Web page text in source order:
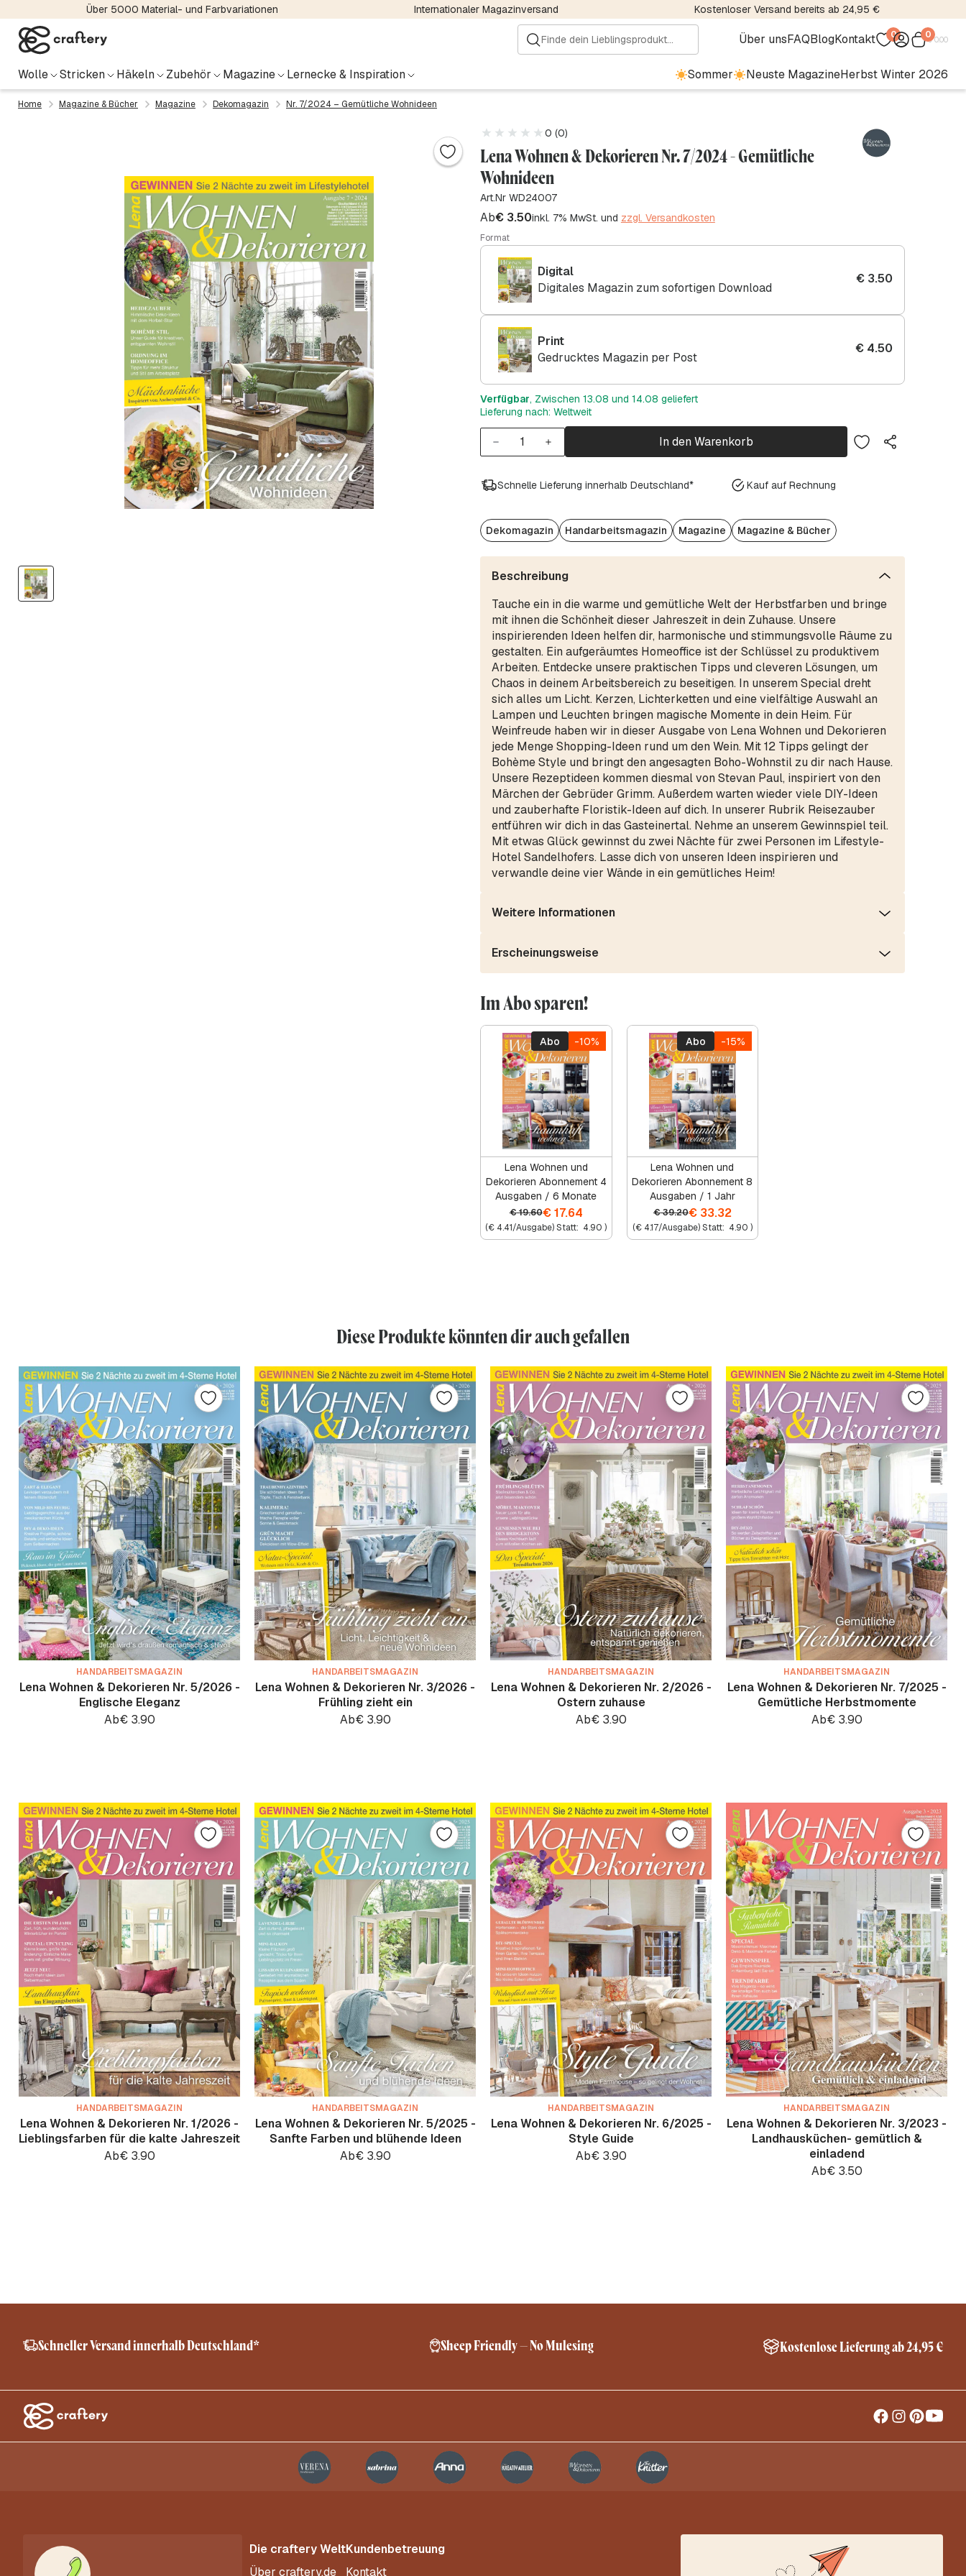
Über 5000 Material- und Farbvariationen Internationaler Magazinversand Kostenloser Versand bereits ab 24,95 €
Über unsFAQBlogKontakt 0 0€0.00
Wolle Stricken Häkeln Zubehör Magazine Lernecke & Inspiration Sommer Neuste MagazineHerbst Winter 2026
Home Magazine & Bücher Magazine Dekomagazin Nr. 7/2024 – Gemütliche Wohnideen
0 (0)
Lena Wohnen & Dekorieren Nr. 7/2024 - Gemütliche
Wohnideen
Art.Nr WD24007
Ab€3.50inkl. 7% MwSt. und zzgl. Versandkosten
Format
Digital
Digitales Magazin zum sofortigen Download
€3.50
Print
Gedrucktes Magazin per Post
€4.50
Verfügbar, Zwischen 13.08 und 14.08 geliefert
Lieferung nach: Weltweit
In den Warenkorb
Schnelle Lieferung innerhalb Deutschland* Kauf auf Rechnung
Dekomagazin Handarbeitsmagazin Magazine Magazine & Bücher
Beschreibung
Tauche ein in die warme und gemütliche Welt der Herbstfarben und bringe
mit ihnen die Schönheit dieser Jahreszeit in dein Zuhause. Unsere
inspirierenden Ideen helfen dir, harmonische und stimmungsvolle Räume zu
gestalten. Ein aufgeräumtes Homeoffice ist der Schlüssel zu produktivem
Arbeiten. Entdecke unsere praktischen Tipps und cleveren Lösungen, um
Chaos in deinem Arbeitsbereich zu beseitigen. In unserem Special dreht
sich alles um Licht. Kerzen, Lichterketten und eine vielfältige Auswahl an
Lampen und Leuchten bringen magische Momente in dein Heim. Für
Weinfreude haben wir in dieser Ausgabe von Lena Wohnen und Dekorieren
jede Menge Shopping-Ideen rund um den Wein. Mit 12 Tipps gelingt der
Bohème Style und bringt den angesagten Boho-Wohnstil zu dir nach Hause.
Unsere Rezeptideen kommen diesmal von Stevan Paul, inspiriert von den
Märchen der Gebrüder Grimm. Außerdem warten wieder viele DIY-Ideen
und zauberhafte Floristik-Ideen auf dich. In unserer Rubrik Reisezauber
entführen wir dich in das Gasteinertal. Nehme an unserem Gewinnspiel teil.
Mit etwas Glück gewinnst du zwei Nächte für zwei Personen im Lifestyle-
Hotel Sandelhofers. Lasse dich von unseren Ideen inspirieren und
verwandle deine vier Wände in ein gemütliches Heim!
Weitere Informationen
Erscheinungsweise
Im Abo sparen!
Abo -10%
Lena Wohnen und
Dekorieren Abonnement 4
Ausgaben / 6 Monate
€19.60€17.64
(€ 4.41/Ausgabe) Statt: 4.90 )
Abo -15%
Lena Wohnen und
Dekorieren Abonnement 8
Ausgaben / 1 Jahr
€39.20€33.32
(€4.17/Ausgabe) Statt: 4.90 )
Diese Produkte könnten dir auch gefallen
HANDARBEITSMAGAZIN
Lena Wohnen & Dekorieren Nr. 5/2026 -
Englische Eleganz
Ab€3.90
HANDARBEITSMAGAZIN
Lena Wohnen & Dekorieren Nr. 3/2026 -
Frühling zieht ein
Ab€3.90
HANDARBEITSMAGAZIN
Lena Wohnen & Dekorieren Nr. 2/2026 -
Ostern zuhause
Ab€3.90
HANDARBEITSMAGAZIN
Lena Wohnen & Dekorieren Nr. 7/2025 -
Gemütliche Herbstmomente
Ab€3.90
HANDARBEITSMAGAZIN
Lena Wohnen & Dekorieren Nr. 1/2026 -
Lieblingsfarben für die kalte Jahreszeit
Ab€3.90
HANDARBEITSMAGAZIN
Lena Wohnen & Dekorieren Nr. 5/2025 -
Sanfte Farben und blühende Ideen
Ab€3.90
HANDARBEITSMAGAZIN
Lena Wohnen & Dekorieren Nr. 6/2025 -
Style Guide
Ab€3.90
HANDARBEITSMAGAZIN
Lena Wohnen & Dekorieren Nr. 3/2023 -
Landhausküchen- gemütlich &
einladend
Ab€3.50
Schneller Versand innerhalb Deutschland* Sheep Friendly – No Mulesing Kostenlose Lieferung ab 24,95 €
Die craftery Welt
Über craftery.de
Kundenbetreuung
Kontakt